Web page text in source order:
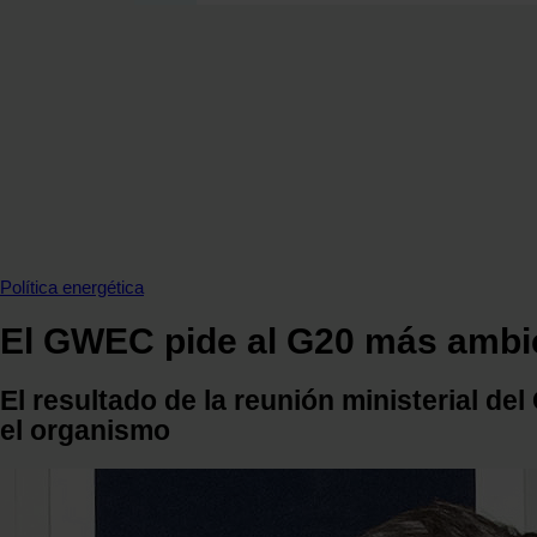
MOVILIDAD
ALMACENAMIENTO
Política energética
El GWEC pide al G20 más
El resultado de la reunión ministerial
el organismo